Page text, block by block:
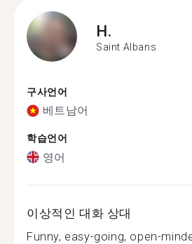
H.
Saint Albans
구사언어
베트남어
학습언어
영어
이상적인 대화 상대
Funny, easy-going, open-